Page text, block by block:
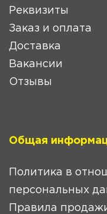
Реквизиты
Заказ и оплата
Доставка
Вакансии
Отзывы
Общая
Политика в
персональных
Правила